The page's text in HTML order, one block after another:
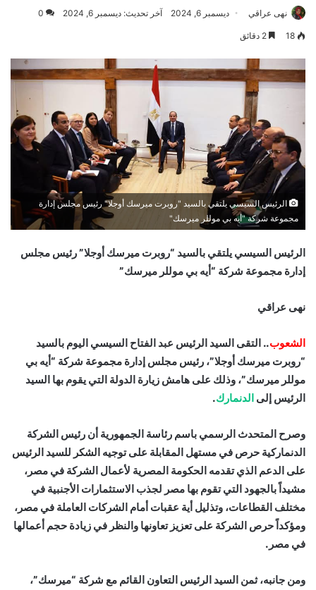
نهى عراقي ديسمبر 6, 2024 آخر تحديث: ديسمبر 6, 2024 0
18
الرئيس السيسي يلتقي بالسيد "روبرت ميرسك أوجلا" رئيس مجلس إدارة
مجموعة شركة "أيه بي موللر ميرسك"
الرئيس السيسي يلتقي بالسيد “روبرت ميرسك أوجلا” رئيس مجلس
إدارة مجموعة شركة “أيه بي موللر ميرسك”
نهى عراقي
الشعوب.. التقى السيد الرئيس عبد الفتاح السيسي اليوم بالسيد
“روبرت ميرسك أوجلا”، رئيس مجلس إدارة مجموعة شركة “أيه بي
موللر ميرسك”، وذلك على هامش زيارة الدولة التي يقوم بها السيد
الرئيس إلى الدنمارك.
وصرح المتحدث الرسمي باسم رئاسة الجمهورية أن رئيس الشركة
الدنماركية حرص في مستهل المقابلة على توجيه الشكر للسيد الرئيس
على الدعم الذي تقدمه الحكومة المصرية لأعمال الشركة في مصر،
مشيداً بالجهود التي تقوم بها مصر لجذب الاستثمارات الأجنبية في
مختلف القطاعات، وتذليل أية عقبات أمام الشركات العاملة في مصر،
ومؤكداً حرص الشركة على تعزيز تعاونها والنظر في زيادة حجم أعمالها
في مصر.
ومن جانبه، ثمن السيد الرئيس التعاون القائم مع شركة “ميرسك”،